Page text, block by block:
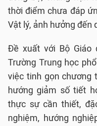
thời điểm chưa đáp
Vật lý, ảnh hưởng đến
Đề xuất với Bộ Giáo
Trường Trung học
việc tinh gọn chương
hướng giảm số tiết
thực sự cần thiết,
nghiệm, hướng